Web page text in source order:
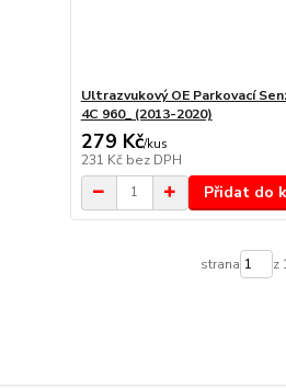
Ultrazvukový OE Parkovací
4C 960_ (2013-2020)
279 Kč/kus
231 Kč bez DPH
Přidat do
strana z